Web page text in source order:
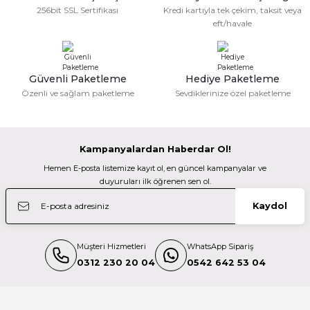
M... N... | 02/01/2026
Deneyimini Paylaş
14.900,00 TL
Tilta Nucleus-M Nucleus-M Handle Bridge 15/15Mm Wlc-T03-Br-15
Tilta Nucleus-Mhanlde Grip Mount To Arri Standard Rosette Adapter
4.899,00 TL
Tilta
256bit SSL Sertifikası
Kredi kartıyla tek çekim, taksit veya
eft/havale
Güvenli Paketleme
Özenli ve sağlam paketleme
Hediye Paketleme
Sevdiklerinize özel paketleme
Kampanyalardan Haberdar Ol!
Hemen E-posta listemize kayıt ol, en güncel kampanyalar ve
duyuruları ilk öğrenen sen ol.
Kaydol
Müşteri Hizmetleri
0312 230 20 04
WhatsApp Sipariş
0542 642 53 04